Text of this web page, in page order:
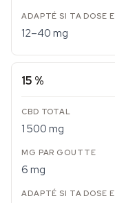
12–40 mg
15 %
1 500 mg
6 mg